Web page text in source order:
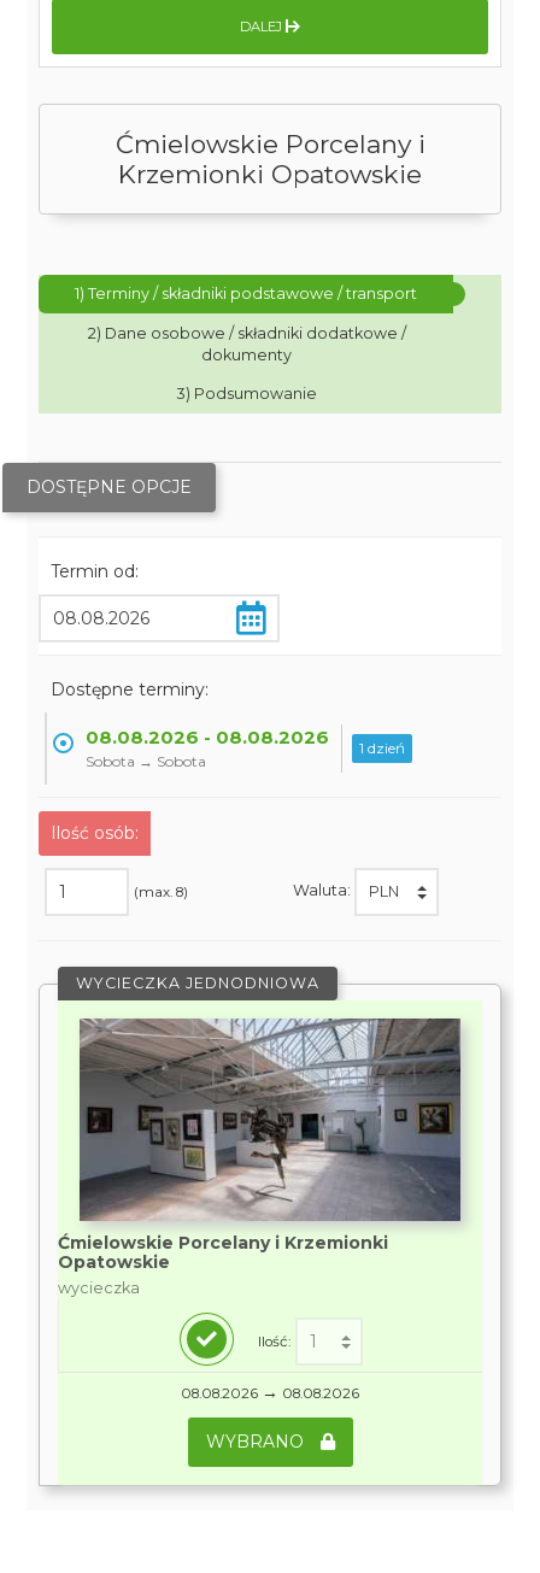
Ćmielowskie Porcelany i
Krzemionki Opatowskie
1) Terminy / składniki podstawowe / transport
2) Dane osobowe / składniki dodatkowe /
dokumenty
3) Podsumowanie
DOSTĘPNE OPCJE
Termin od:
Dostępne terminy:
08.08.2026 - 08.08.2026
Sobota → Sobota
1 dzień
Ilość osób:
(max. 8) Waluta:
WYCIECZKA JEDNODNIOWA
Ćmielowskie Porcelany i Krzemionki
Opatowskie
wycieczka
Ilość:
08.08.2026 → 08.08.2026
WYBRANO
DALEJ